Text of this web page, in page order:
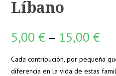
Líbano
5,00€ – 15,00€
Cada contribución, por pequeña
diferencia en la vida de estas